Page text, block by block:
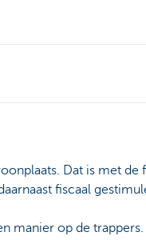
Dat is met
fiscaal
manier op de trappers.